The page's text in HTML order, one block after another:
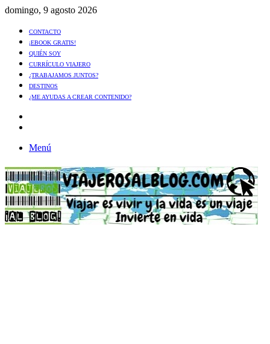
domingo, 9 agosto 2026
CONTACTO
¡EBOOK GRATIS!
QUIÉN SOY
CURRÍCULO VIAJERO
¿TRABAJAMOS JUNTOS?
DESTINOS
¿ME AYUDAS A CREAR CONTENIDO?
Menú